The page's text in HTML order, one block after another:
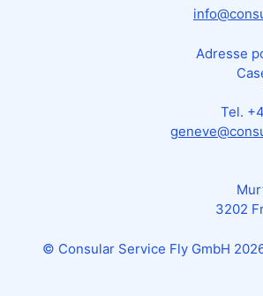
Adresse
Tel.
3202
© Consular Service Fly GmbH